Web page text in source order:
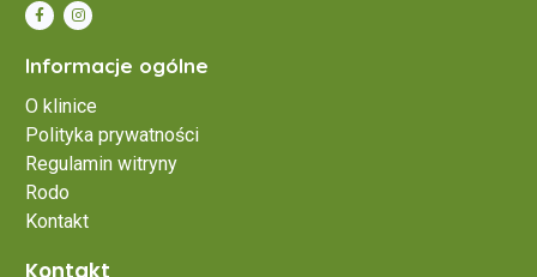
Informacje ogólne
O klinice
Polityka prywatności
Regulamin witryny
Rodo
Kontakt